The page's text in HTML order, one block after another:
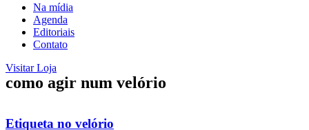
Na mídia
Agenda
Editoriais
Contato
Visitar Loja
como agir num velório
Etiqueta no velório